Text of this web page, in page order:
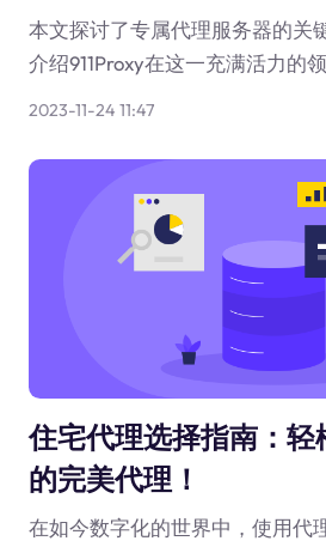
本文探讨了专属代理服务器的关
介绍911Proxy在这一充满活力的
2023-11-24 11:47
住宅代理选择指南：轻
的完美代理！
在如今数字化的世界中，使用代